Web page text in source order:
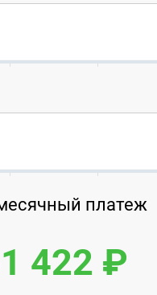
платеж
422 ₽